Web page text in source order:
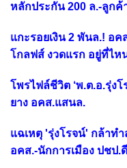
หลักประกัน 200 ล.-ลูกค้
แกะรอยเงิน 2 พันล.! อค
โกลฟส์ งวดแรก อยู่ที่ไห
โพรไฟล์ชีวิต ‘พ.ต.อ.รุ่ง
ยาง อคส.แสนล.
แฉเหตุ 'รุ่งโรจน์' กล้าท
อคส.-นักการเมือง ปชป.